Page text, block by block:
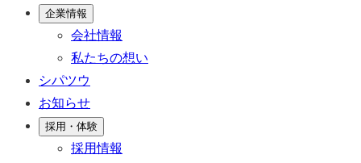
企業情報
会社情報
私たちの想い
シパツウ
お知らせ
採用・体験
採用情報